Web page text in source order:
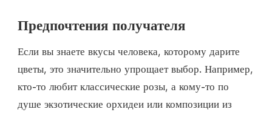
Предпочтения получателя
Если вы знаете вкусы человека, которому дарите
цветы, это значительно упрощает выбор. Например,
кто-то любит классические розы, а кому-то по
душе экзотические орхидеи или композиции из